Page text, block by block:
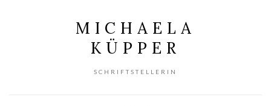
MICHAELA
KÜPPER
SCHRIFTSTELLERIN